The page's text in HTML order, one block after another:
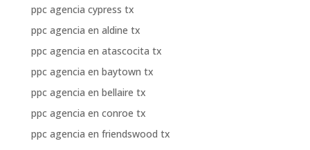
ppc agencia cypress tx
ppc agencia en aldine tx
ppc agencia en atascocita tx
ppc agencia en baytown tx
ppc agencia en bellaire tx
ppc agencia en conroe tx
ppc agencia en friendswood tx